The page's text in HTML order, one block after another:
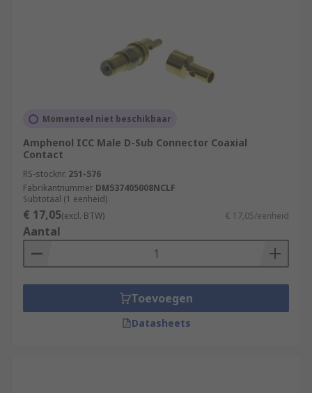
Momenteel niet beschikbaar
Amphenol ICC Male D-Sub Connector Coaxial
Contact
RS-stocknr. 251-576
Fabrikantnummer DM537405008NCLF
Subtotaal (1 eenheid)
€ 17,05(excl. BTW) € 17,05/eenheid
Aantal
Toevoegen
Datasheets